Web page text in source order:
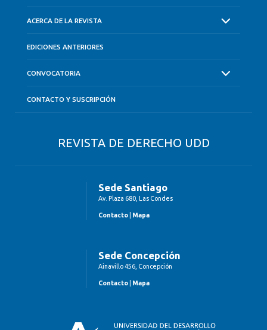
ACERCA DE LA REVISTA
EDICIONES ANTERIORES
CONVOCATORIA
CONTACTO Y SUSCRIPCIÓN
REVISTA DE DERECHO UDD
Sede Santiago
Av. Plaza 680, Las Condes
Contacto Mapa
Sede Concepción
Ainavillo 456, Concepción
Contacto Mapa